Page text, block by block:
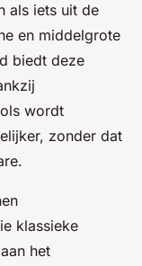
als iets uit de
en middelgrote
biedt deze
wordt
zonder dat
klassieke
het